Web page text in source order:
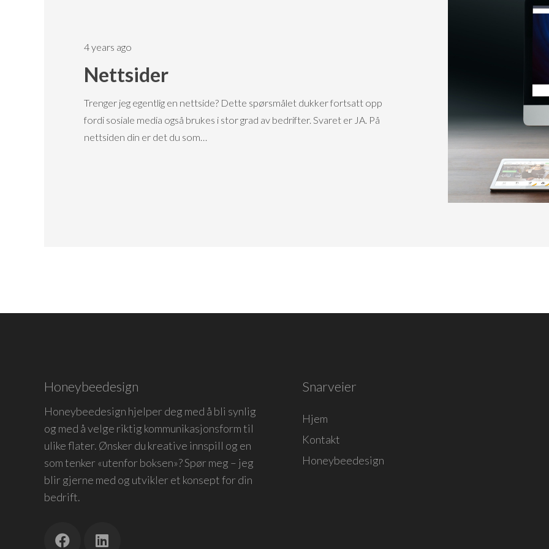
4 years ago
Nettsider
Trenger jeg egentlig en nettside? Dette spørsmålet dukker fortsatt opp
fordi sosiale media også brukes i stor grad av bedrifter. Svaret er JA. På
nettsiden din er det du som…
Honeybeedesign
Honeybeedesign hjelper deg med å bli synlig
og med å velge riktig kommunikasjonsform til
ulike flater. Ønsker du kreative innspill og en
som tenker «utenfor boksen»? Spør meg – jeg
blir gjerne med og utvikler et konsept for din
bedrift.
Snarveier
Hjem
Kontakt
Honeybeedesign